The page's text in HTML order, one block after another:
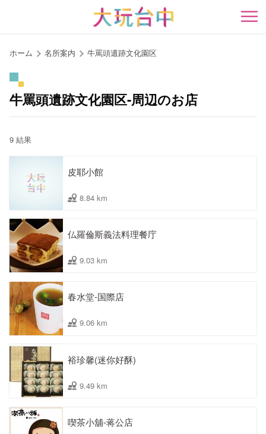
開
ホーム 名所案内 牛罵頭遺跡文化園区
牛罵頭遺跡文化園区-周辺のお店
9 結果
皮耶小館
8.84 km
仏羅倫斯義法料理餐庁
9.03 km
春水堂-国際店
9.06 km
裕珍馨(迷你好酥)
9.49 km
喫茶小舖-蒋公店